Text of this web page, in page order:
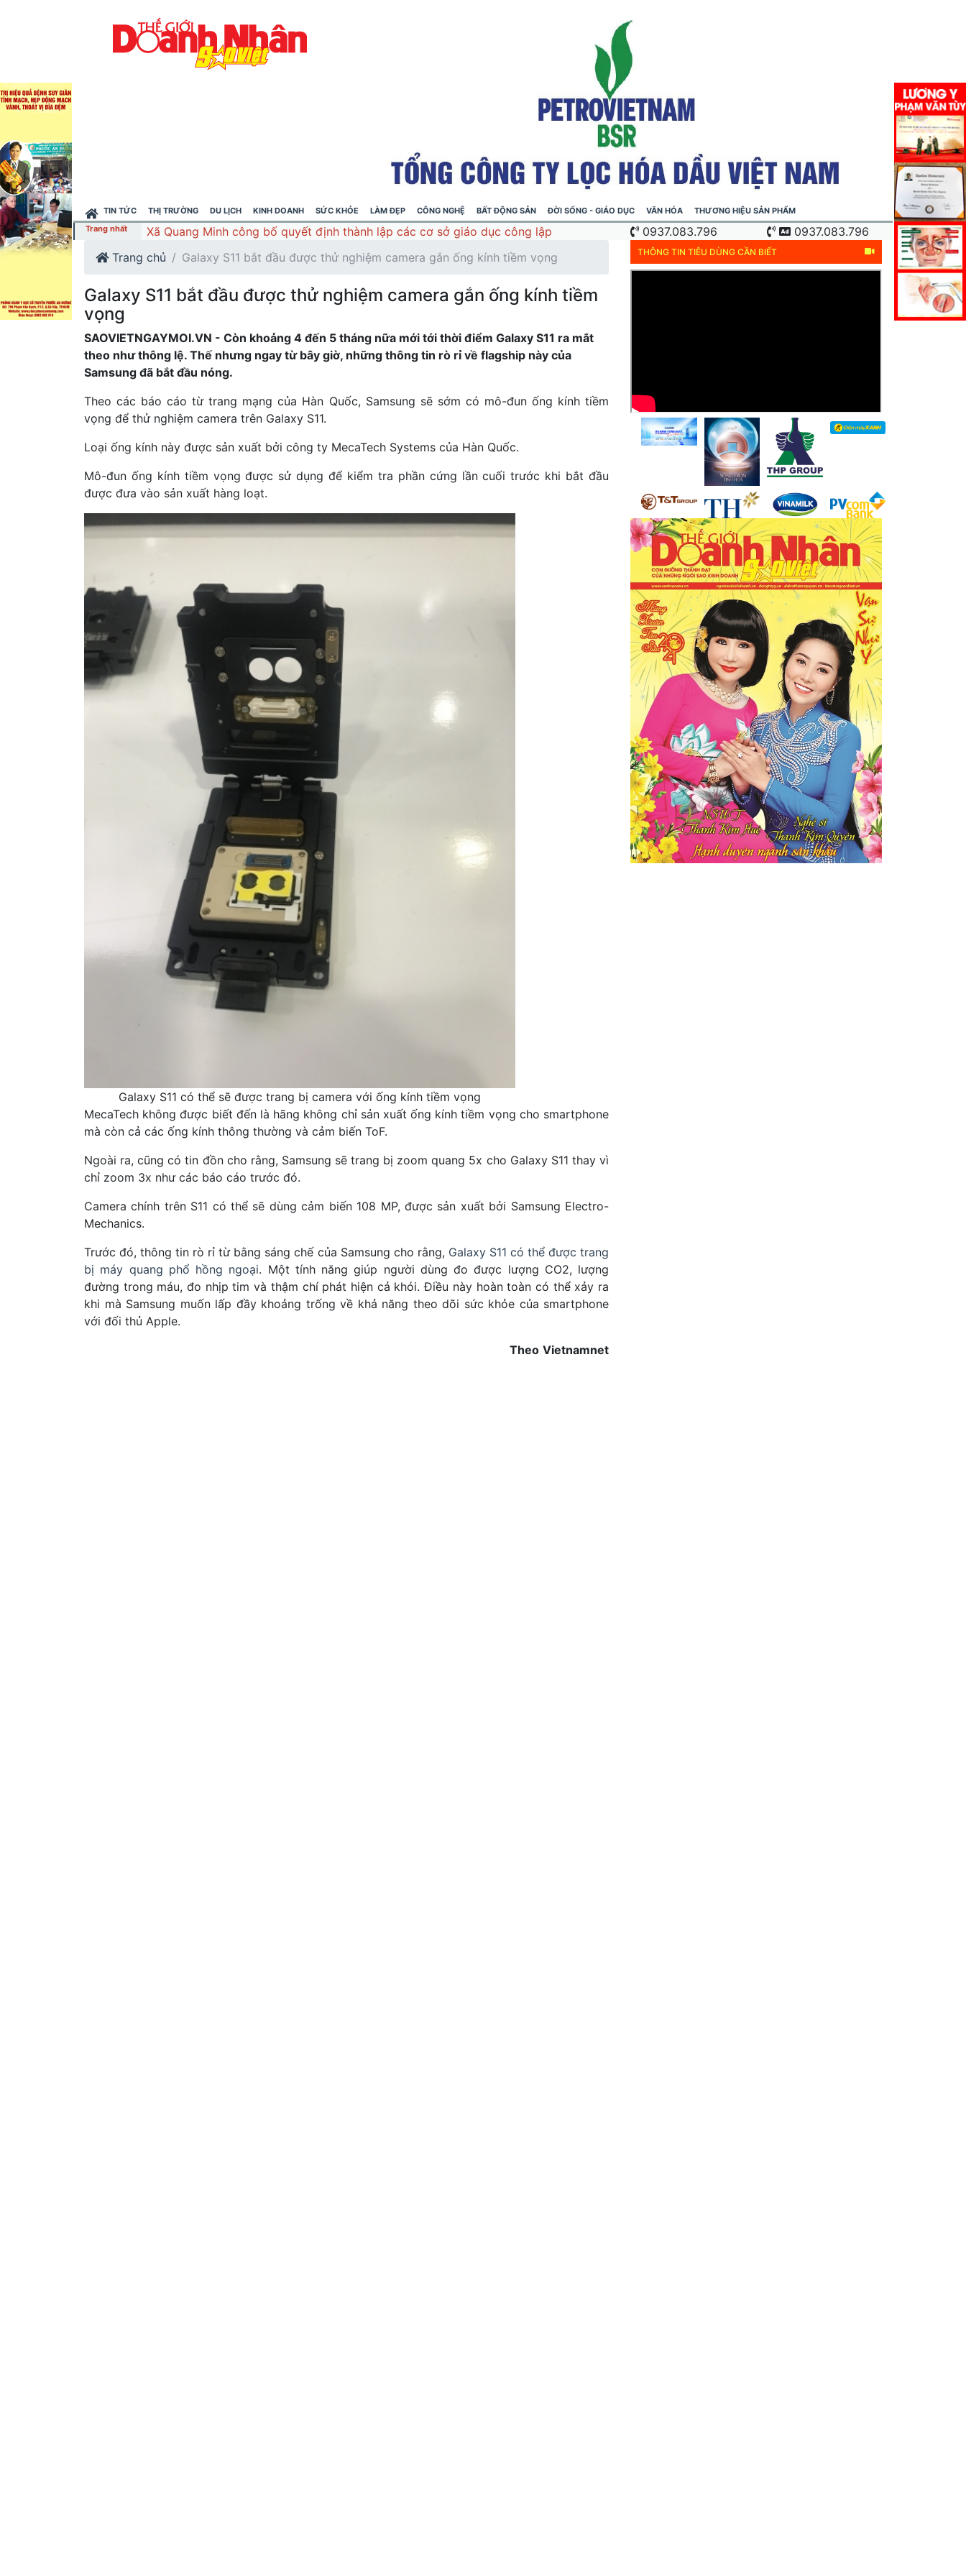
TIN TỨC THỊ TRƯỜNG DU LỊCH KINH DOANH SỨC KHỎE LÀM ĐẸP CÔNG NGHỆ BẤT ĐỘNG SẢN ĐỜI SỐNG - GIÁO DỤC VĂN HÓA
THƯƠNG HIỆU SẢN PHẨM
Trang nhất
Xã Quang Minh công bố quyết định thành lập các cơ sở giáo dục công lập 0937.083.796
0937.083.796
Trang chủ
Galaxy S11 bắt đầu được thử nghiệm camera gắn ống kính tiềm vọng
Galaxy S11 bắt đầu được thử nghiệm camera gắn ống kính tiềm
vọng
SAOVIETNGAYMOI.VN - Còn khoảng 4 đến 5 tháng nữa mới tới thời điểm Galaxy S11 ra mắt
theo như thông lệ. Thế nhưng ngay từ bây giờ, những thông tin rò rỉ về flagship này của
Samsung đã bắt đầu nóng.
Theo các báo cáo từ trang mạng của Hàn Quốc, Samsung sẽ sớm có mô-đun ống kính tiềm
vọng để thử nghiệm camera trên Galaxy S11.
Loại ống kính này được sản xuất bởi công ty MecaTech Systems của Hàn Quốc.
Mô-đun ống kính tiềm vọng được sử dụng để kiểm tra phần cứng lần cuối trước khi bắt đầu
được đưa vào sản xuất hàng loạt.
Galaxy S11 có thể sẽ được trang bị camera với ống kính tiềm vọng
MecaTech không được biết đến là hãng không chỉ sản xuất ống kính tiềm vọng cho smartphone
mà còn cả các ống kính thông thường và cảm biến ToF.
Ngoài ra, cũng có tin đồn cho rằng, Samsung sẽ trang bị zoom quang 5x cho Galaxy S11 thay vì
chỉ zoom 3x như các báo cáo trước đó.
Camera chính trên S11 có thể sẽ dùng cảm biến 108 MP, được sản xuất bởi Samsung Electro-
Mechanics.
Trước đó, thông tin rò rỉ từ bằng sáng chế của Samsung cho rằng, Galaxy S11 có thể được trang
bị máy quang phổ hồng ngoại. Một tính năng giúp người dùng đo được lượng CO2, lượng
đường trong máu, đo nhịp tim và thậm chí phát hiện cả khói. Điều này hoàn toàn có thể xảy ra
khi mà Samsung muốn lấp đầy khoảng trống về khả năng theo dõi sức khỏe của smartphone
với đối thủ Apple.
Theo Vietnamnet
THÔNG TIN TIÊU DÙNG CẦN BIẾT